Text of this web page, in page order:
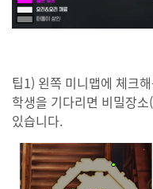
팁1) 왼쪽 미니맵에 체크
학생을 기다리면 비밀장
있습니다.